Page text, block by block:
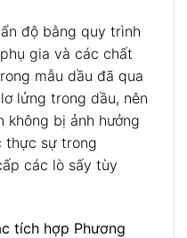
độ bằng quy trình
gia và các chất
mẫu dầu đã qua
lửng trong dầu, nên
không bị ảnh hưởng
thực sự trong
các lò sấy tùy
tích hợp Phương